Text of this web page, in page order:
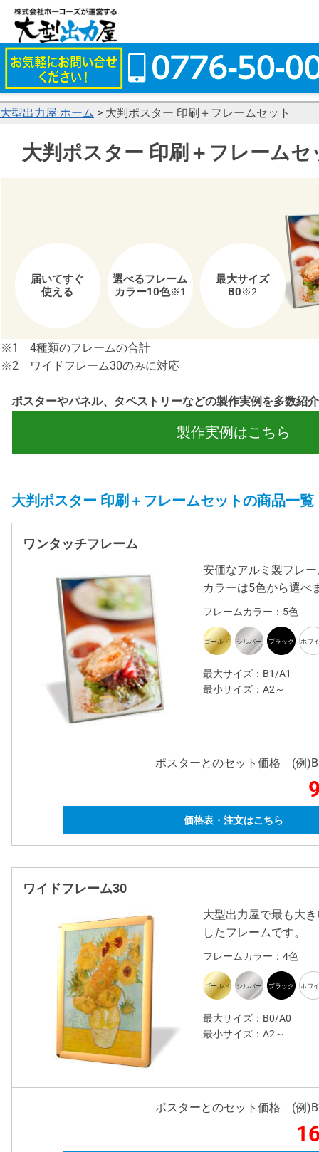
大型出力屋 ホーム > 大判ポスター 印刷＋フレームセット
大判ポスター 印刷＋フレームセ
届いてすぐ
使える
選べるフレーム
カラー10色※1
最大サイズ
B0※2
※1 4種類のフレームの合計
※2 ワイドフレーム30のみに対応
ポスターやパネル、タペストリーなどの製作実例を多数紹
製作実例はこちら
大判ポスター 印刷＋フレームセットの商品一覧
ワンタッチフレーム
安価なアルミ製フレ
カラーは5色から選べ
フレームカラー：5色
最大サイズ：B1/A1
最小サイズ：A2～
ポスターとのセット価格 (例
価格表・注文はこちら
ワイドフレーム30
大型出力屋で最も大
したフレームです。
フレームカラー：4色
最大サイズ：B0/A0
最小サイズ：A2～
ポスターとのセット価格 (例